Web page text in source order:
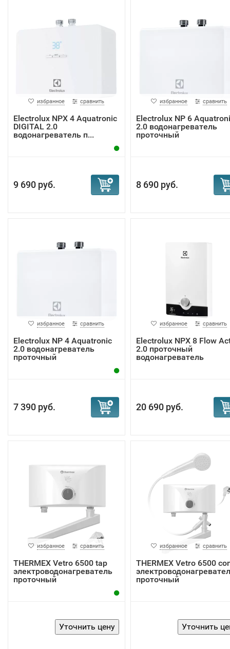
избранное сравнить
Electrolux NPX 4 Aquatronic
DIGITAL 2.0
водонагреватель п...
9 690 руб.
избранное сравнить
Electrolux NP 6
2.0 водонагреватель
проточный
8 690 руб.
избранное сравнить
Electrolux NP 4 Aquatronic
2.0 водонагреватель
проточный
7 390 руб.
избранное сравнить
Electrolux NPX 8 Flow
2.0 проточный
водонагреватель
20 690 руб.
избранное сравнить
THERMEX Vetro 6500 tap
электроводонагреватель
проточный
избранное сравнить
THERMEX Vetro 6500
проточный